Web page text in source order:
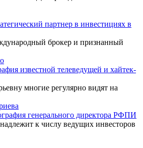
партнер в инвестициях в
брокер и признанный
известной телеведущей и хайтек-
многие регулярно видят на
генерального директора РФПИ
к числу ведущих инвесторов